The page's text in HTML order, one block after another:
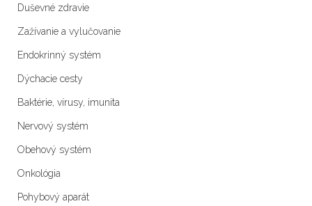
Duševné zdravie
Zažívanie a vylučovanie
Endokrinný systém
Dýchacie cesty
Baktérie, vírusy, imunita
Nervový systém
Obehový systém
Onkológia
Pohybový aparát